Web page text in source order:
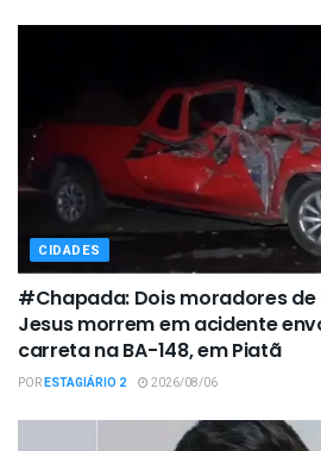
CIDADES
#Chapada: Dois moradores de
Jesus morrem em acidente
carreta na BA-148, em Piatã
PORESTAGIÁRIO 2 2026/08/06